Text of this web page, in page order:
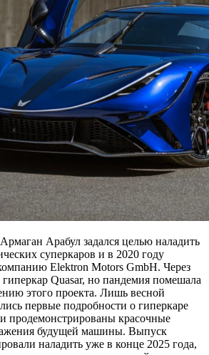
Арабул задался целью наладить
суперкаров и в 2020 году
Elektron Motors GmbH. Через
Quasar, но пандемия помешала
этого проекта. Лишь весной
первые подробности о гиперкаре
продемонстрированы красочные
будущей машины. Выпуск
наладить уже в конце 2025 года,